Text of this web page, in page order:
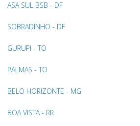
ASA SUL BSB - DF
SOBRADINHO - DF
GURUPI - TO
PALMAS - TO
BELO HORIZONTE - MG
BOA VISTA - RR